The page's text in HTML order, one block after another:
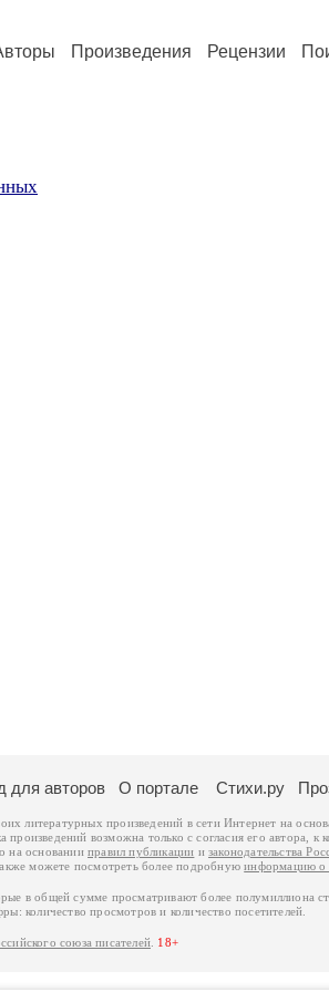
Произведения Рецензии
для авторов О портале Стихи.ру
литературных произведений в сети Интернет на
произведений возможна только с согласия его автора,
на основанииправил публикации изаконодательства
можете посмотреть более подробнуюинформацию о
в общей сумме просматривают более полумиллиона
количество просмотров и количество посетителей.
союза писателей 18+